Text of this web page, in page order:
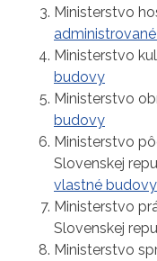
Ministerstvo
Ministerstvo
budovy
Ministerstvo
budovy
Ministerstvo
Slovenskej
vlastné budovy
Ministerstvo
Slovenskej
Ministerstvo